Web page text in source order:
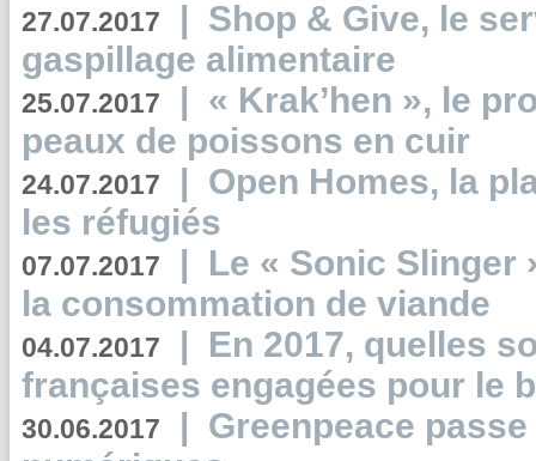
27.07.2017 | Shop & Give, le
gaspillage alimentaire
25.07.2017 | « Krak’hen », le
peaux de poissons en cuir
24.07.2017 | Open Homes, la
les réfugiés
07.07.2017 | Le « Sonic Slinger
la consommation de viande
04.07.2017 | En 2017, quelles
françaises engagées pour le
30.06.2017 | Greenpeace